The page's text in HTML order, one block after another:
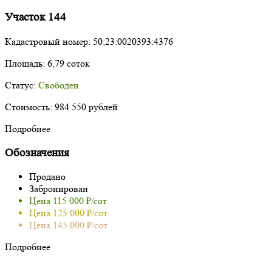
Участок 144
Кадастровый номер: 50:23:0020393:4376
Площадь: 6,79 соток
Статус: Свободен
Стоимость: 984 550 рублей
Подробнее
Обозначения
Продано
Забронирован
Цена 115 000 ₽/сот
Цена 125 000 ₽/сот
Цена 145 000 ₽/сот
Подробнее